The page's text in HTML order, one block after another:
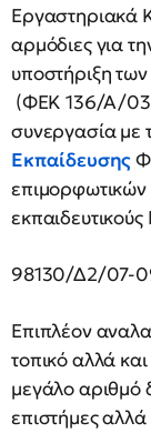
Εργαστηριακά
αρμόδιες για
υποστήριξη
(ΦΕΚ 136/Α/
συνεργασία με
Εκπαίδευσης
98130/Δ2/07-
Επιπλέον
τοπικό αλλά
μεγάλο αριθμό
επιστήμες